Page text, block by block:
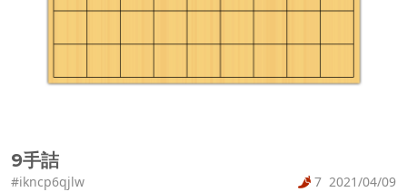
9手詰
#ikncp6qjlw 7 2021/04/09